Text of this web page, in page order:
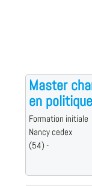
Master
en
Formation initiale
Nancy cedex
(54) -